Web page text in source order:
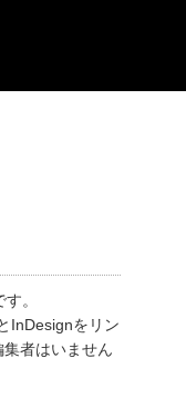
。
InDesignをリン
者はいません